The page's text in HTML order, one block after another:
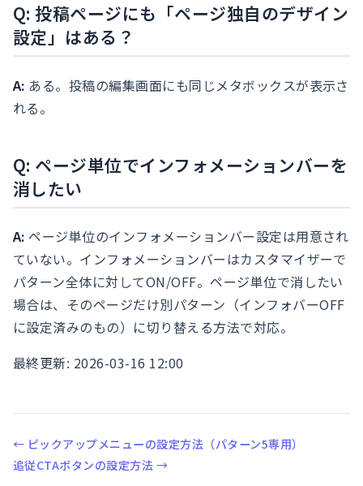
Q: 投稿ページにも「ページ独自のデザイン
設定」はある？
A: ある。投稿の編集画面にも同じメタボックスが表示さ
れる。
Q: ページ単位でインフォメーションバーを
消したい
A: ページ単位のインフォメーションバー設定は用意され
ていない。インフォメーションバーはカスタマイザーで
パターン全体に対してON/OFF。ページ単位で消したい
場合は、そのページだけ別パターン（インフォバーOFF
に設定済みのもの）に切り替える方法で対応。
最終更新: 2026-03-16 12:00
← ピックアップメニューの設定方法（パターン5専用）
追従CTAボタンの設定方法 →